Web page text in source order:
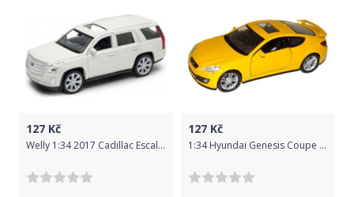
127 Kč
Welly 1:34 2017 Cadillac Escalade Červená
127 Kč
1:34 Hyundai Genesis Coupe 221351